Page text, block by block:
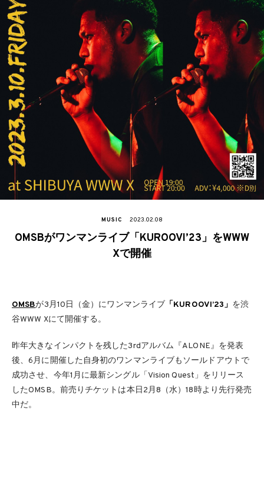
MUSIC 2023.02.08
OMSBがワンマンライブ「KUROOVI’23」をWWW
Xで開催
OMSBが3月10日（金）にワンマンライブ 「KUROOVI’23」 を渋
谷WWW Xにて開催する。
昨年大きなインパクトを残した3rdアルバム『ALONE』を発表
後、6月に開催した自身初のワンマンライブもソールドアウトで
成功させ、今年1月に最新シングル「Vision Quest」をリリース
したOMSB。前売りチケットは本日2月8（水）18時より先行発売
中だ。